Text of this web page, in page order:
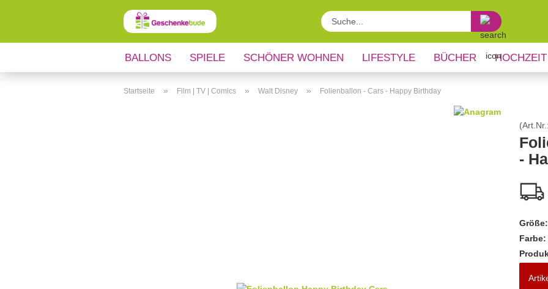
Suche...
BALLONS SPIELE SCHÖNER WOHNEN LIFESTYLE BÜCHER HOCHZEIT
ANLÄSSE REGIONALES
Startseite » Film | TV | Comics » Walt Disney » Folienballon - Cars - Happy Birthday
(Art.Nr.:
-
Größe:
Farbe: